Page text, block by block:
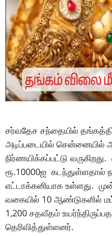
சர்வதேச சந்தையில்
அடிப்படையில்
நிர்ணயிக்கப்பட்டு
ரூ.10000ஐ கடந்துள்ளதால்
எட்டாக்கனியாக உள்ளது.
வகையில் 10 ஆண்டுகளில்
1,200 சதவீதம்
தெரிவித்துள்ளனர்.